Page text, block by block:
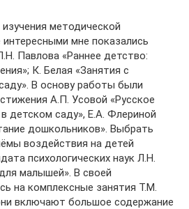
методической
мне показались
Павлова «Раннее детство:
К. Белая «Занятия с
В основу работы были
А.П. Усовой «Русское
детском саду», Е.А. Флериной
дошкольников». Выбрать
воздействия на детей
психологических наук Л.Н.
малышей». В своей
на комплексные занятия Т.М.
включают большое содержание